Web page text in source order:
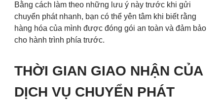
Bằng cách làm theo những lưu ý này trước khi gửi
chuyển phát nhanh, bạn có thể yên tâm khi biết rằng
hàng hóa của mình được đóng gói an toàn và đảm bảo
cho hành trình phía trước.
THỜI GIAN GIAO NHẬN CỦA
DỊCH VỤ CHUYỂN PHÁT